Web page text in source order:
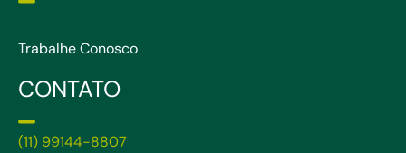
Trabalhe Conosco
CONTATO
(11) 99144-8807